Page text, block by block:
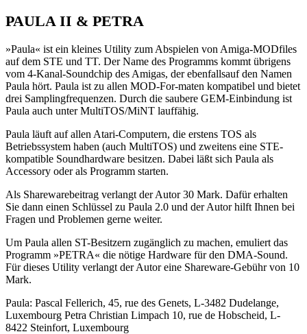
PAULA II & PETRA
»Paula« ist ein kleines Utility zum Abspielen von Amiga-MODfiles
auf dem STE und TT. Der Name des Programms kommt übrigens
vom 4-Kanal-Soundchip des Amigas, der ebenfallsauf den Namen
Paula hört. Paula ist zu allen MOD-For-maten kompatibel und bietet
drei Samplingfrequenzen. Durch die saubere GEM-Einbindung ist
Paula auch unter MultiTOS/MiNT lauffähig.
Paula läuft auf allen Atari-Computern, die erstens TOS als
Betriebssystem haben (auch MultiTOS) und zweitens eine STE-
kompatible Soundhardware besitzen. Dabei läßt sich Paula als
Accessory oder als Programm starten.
Als Sharewarebeitrag verlangt der Autor 30 Mark. Dafür erhalten
Sie dann einen Schlüssel zu Paula 2.0 und der Autor hilft Ihnen bei
Fragen und Problemen gerne weiter.
Um Paula allen ST-Besitzern zugänglich zu machen, emuliert das
Programm »PETRA« die nötige Hardware für den DMA-Sound.
Für dieses Utility verlangt der Autor eine Shareware-Gebühr von 10
Mark.
Paula: Pascal Fellerich, 45, rue des Genets, L-3482 Dudelange,
Luxembourg Petra Christian Limpach 10, rue de Hobscheid, L-
8422 Steinfort, Luxembourg